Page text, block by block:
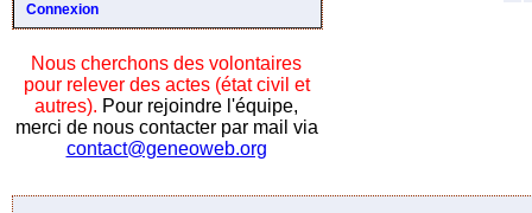
Connexion
Nous cherchons des volontaires
pour relever des actes (état civil et
autres). Pour rejoindre l'équipe,
merci de nous contacter par mail via
contact@geneoweb.org